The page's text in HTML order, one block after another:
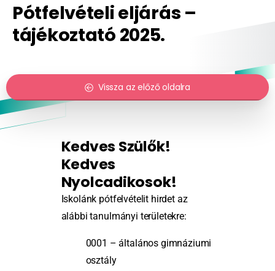
Pótfelvételi eljárás –
tájékoztató 2025.
Vissza az előző oldalra
Kedves Szülők!
Kedves
Nyolcadikosok!
Iskolánk pótfelvételit hirdet az
alábbi tanulmányi területekre:
0001 – általános gimnáziumi
osztály